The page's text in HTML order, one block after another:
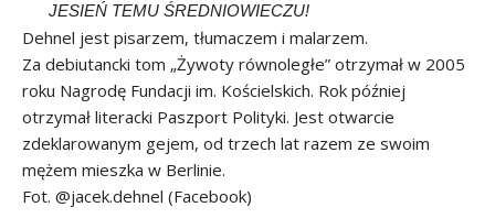
JESIEŃ TEMU ŚREDNIOWIECZU!
Dehnel jest pisarzem, tłumaczem i malarzem.
Za debiutancki tom „Żywoty równoległe” otrzymał w 2005
roku Nagrodę Fundacji im. Kościelskich. Rok później
otrzymał literacki Paszport Polityki. Jest otwarcie
zdeklarowanym gejem, od trzech lat razem ze swoim
mężem mieszka w Berlinie.
Fot. @jacek.dehnel (Facebook)